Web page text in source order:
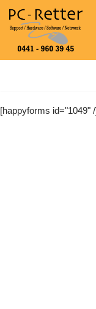
Zum
Inhalt
[happyforms id="1049"